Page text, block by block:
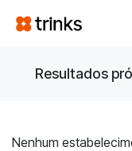
Resultados
Nenhum